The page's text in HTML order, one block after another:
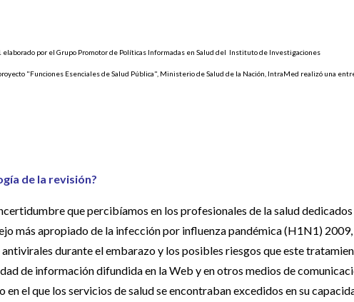
por el Grupo Promotor de Políticas Informadas en Salud del Instituto de Investigaciones
"Funciones Esenciales de Salud Pública", Ministerio de Salud de la Nación, IntraMed realizó una
de la revisión?
que percibíamos en los profesionales de la salud dedicados
más apropiado de la infección por influenza pandémica (H1N1) 2009,
antivirales durante el embarazo y los posibles riesgos que este
de información difundida en la Web y en otros medios de
el que los servicios de salud se encontraban excedidos en su